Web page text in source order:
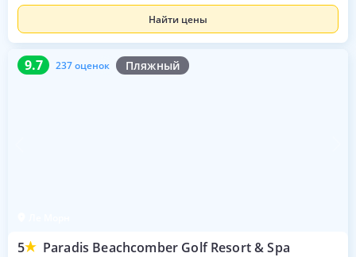
Найти цены
9.7 237 оценок Пляжный
5 Paradis Beachcomber Golf Resort & Spa
9.7 237 оценок